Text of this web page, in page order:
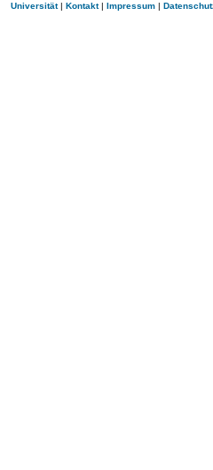
Universität| Kontakt| Impressum |